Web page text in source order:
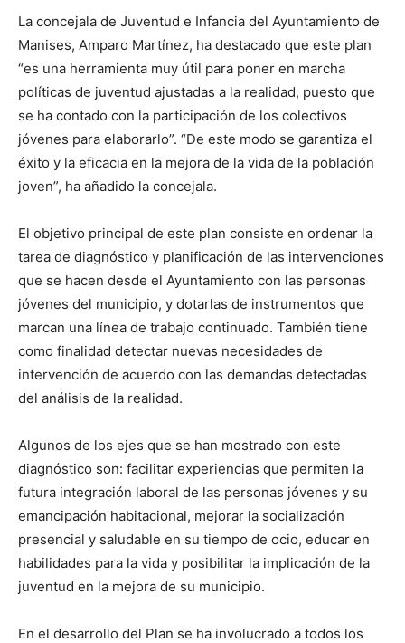
La concejala de Juventud e Infancia del Ayuntamiento de
Manises, Amparo Martínez, ha destacado que este plan
“es una herramienta muy útil para poner en marcha
políticas de juventud ajustadas a la realidad, puesto que
se ha contado con la participación de los colectivos
jóvenes para elaborarlo”. “De este modo se garantiza el
éxito y la eficacia en la mejora de la vida de la población
joven”, ha añadido la concejala.
El objetivo principal de este plan consiste en ordenar la
tarea de diagnóstico y planificación de las intervenciones
que se hacen desde el Ayuntamiento con las personas
jóvenes del municipio, y dotarlas de instrumentos que
marcan una línea de trabajo continuado. También tiene
como finalidad detectar nuevas necesidades de
intervención de acuerdo con las demandas detectadas
del análisis de la realidad.
Algunos de los ejes que se han mostrado con este
diagnóstico son: facilitar experiencias que permiten la
futura integración laboral de las personas jóvenes y su
emancipación habitacional, mejorar la socialización
presencial y saludable en su tiempo de ocio, educar en
habilidades para la vida y posibilitar la implicación de la
juventud en la mejora de su municipio.
En el desarrollo del Plan se ha involucrado a todos los